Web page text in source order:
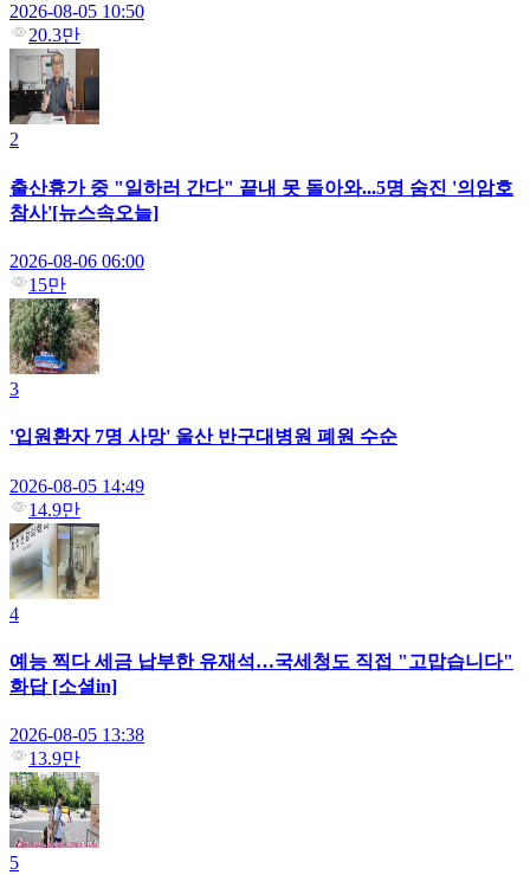
2026-08-05 10:50
20.3만
2
출산휴가 중 "일하러 간다" 끝내 못 돌아와...5명 숨진 '의암호
참사'[뉴스속오늘]
2026-08-06 06:00
15만
3
'입원환자 7명 사망' 울산 반구대병원 폐원 수순
2026-08-05 14:49
14.9만
4
예능 찍다 세금 납부한 유재석…국세청도 직접 "고맙습니다"
화답 [소셜in]
2026-08-05 13:38
13.9만
5